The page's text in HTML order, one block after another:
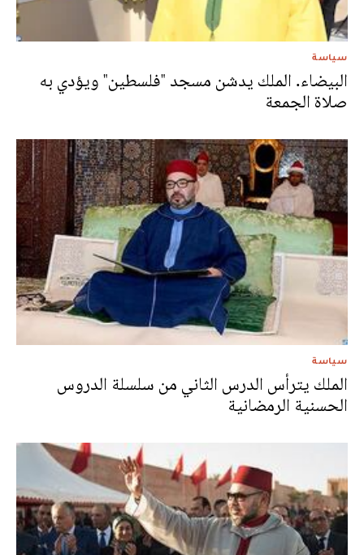
سياسة
البيضاء. الملك يدشن مسجد "فلسطين" ويؤدي به
صلاة الجمعة
سياسة
الملك يترأس الدرس الثاني من سلسلة الدروس
الحسنية الرمضانية